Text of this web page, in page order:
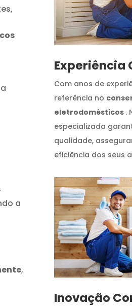
a
,
​Experiência
Com anos de
referência no
eletrodomésticos .
especializada
qualidade,
eficiência dos seus
Inovação